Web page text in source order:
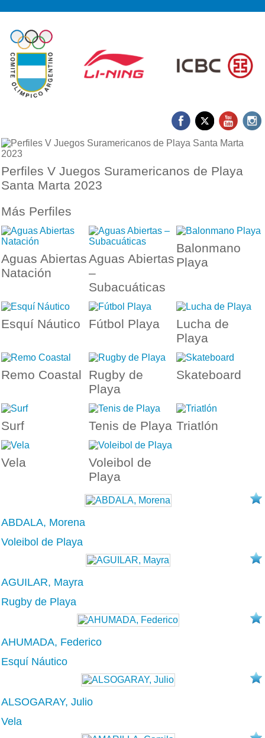
Perfiles V Juegos Suramericanos de Playa
Santa Marta 2023
Más Perfiles
Aguas Abiertas
Natación
Aguas Abiertas
–
Subacuáticas
Balonmano
Playa
Esquí Náutico Fútbol Playa
Lucha de
Playa
Remo Coastal
Rugby de
Playa
Skateboard
Surf Tenis de Playa Triatlón
Vela
Voleibol de
Playa
ABDALA, Morena
Voleibol de Playa
AGUILAR, Mayra
Rugby de Playa
AHUMADA, Federico
Esquí Náutico
ALSOGARAY, Julio
Vela